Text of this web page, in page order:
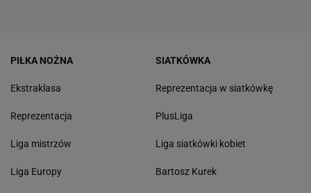
PIŁKA NOŻNA
Ekstraklasa
Reprezentacja
Liga mistrzów
Liga Europy
SIATKÓWKA
Reprezentacja w siatkówkę
PlusLiga
Liga siatkówki kobiet
Bartosz Kurek